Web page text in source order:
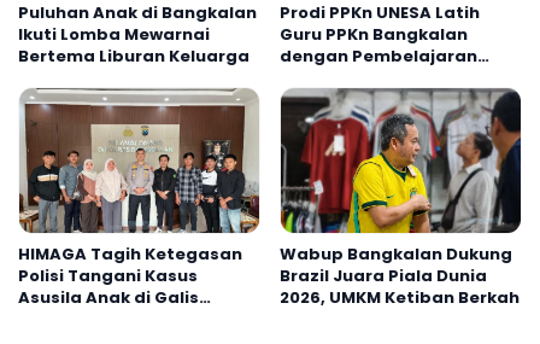
Puluhan Anak di Bangkalan
Ikuti Lomba Mewarnai
Bertema Liburan Keluarga
Prodi PPKn UNESA Latih
Guru PPKn Bangkalan
dengan Pembelajaran
HIMAGA Tagih Ketegasan
Polisi Tangani Kasus
Asusila Anak di Galis
Wabup Bangkalan Dukung
Brazil Juara Piala Dunia
2026, UMKM Ketiban Berkah